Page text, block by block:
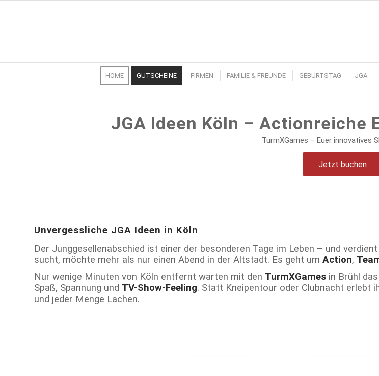
HOME GUTSCHEINE FIRMEN FAMILIE & FREUNDE GEBURTSTAG JGA
JGA Ideen Köln – Actionreiche
TurmXGames – Euer innovatives
Jetzt buchen
Unvergessliche JGA Ideen in Köln
Der Junggesellenabschied ist einer der besonderen Tage im Leben – und
sucht, möchte mehr als nur einen Abend in der Altstadt. Es geht um Action,
Nur wenige Minuten von Köln entfernt warten mit den TurmXGames in Brühl
Spaß, Spannung und TV-Show-Feeling. Statt Kneipentour oder Clubnacht erlebt
und jeder Menge Lachen.